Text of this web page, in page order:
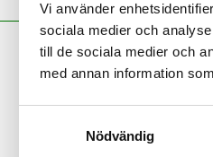
Vi använder
sociala medier och
till de sociala medier och
med annan information
Nödvändig